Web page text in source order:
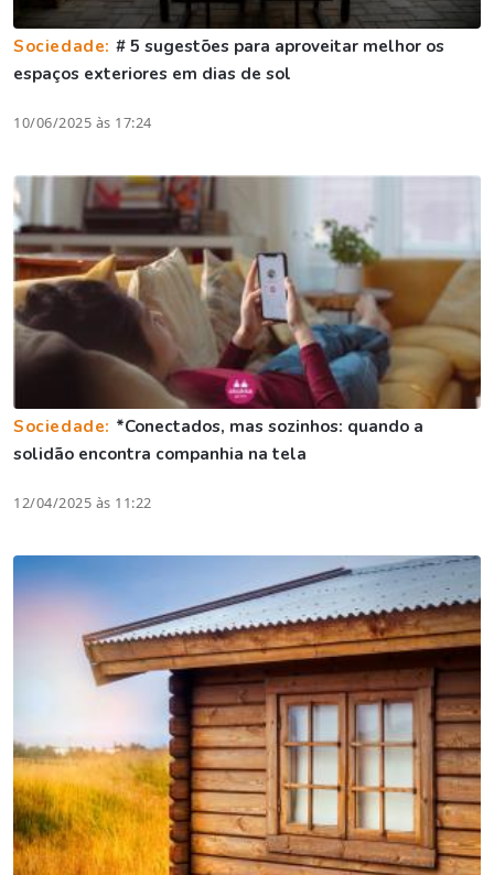
Sociedade: # 5 sugestões para aproveitar melhor os
espaços exteriores em dias de sol
10/06/2025 às 17:24
Sociedade: *Conectados, mas sozinhos: quando a
solidão encontra companhia na tela
12/04/2025 às 11:22